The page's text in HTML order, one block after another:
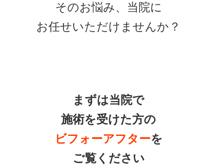
そのお悩み、当院に
お任せいただけませんか？
まずは当院で
施術を受けた方の
ビフォーアフターを
ご覧ください